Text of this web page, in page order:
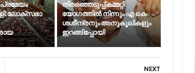
തിരഞ്ഞെടുപ്പ് കമ്മറ്റി
യോഗത്തില്‍ നിന്നും എ കെ
ശശീന്ദ്രനും അനുകൂലികളും
ഇറങ്ങിപ്പോയി
NEXT